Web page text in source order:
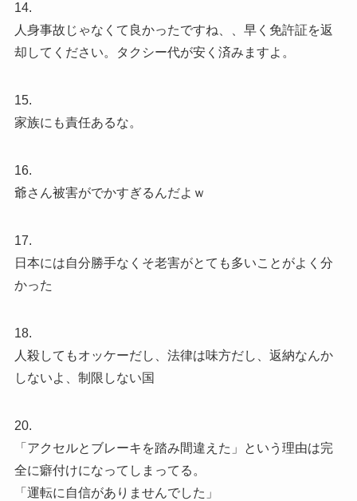
14.
人身事故じゃなくて良かったですね、、早く免許証を返
却してください。タクシー代が安く済みますよ。
15.
家族にも責任あるな。
16.
爺さん被害がでかすぎるんだよｗ
17.
日本には自分勝手なくそ老害がとても多いことがよく分
かった
18.
人殺してもオッケーだし、法律は味方だし、返納なんか
しないよ、制限しない国
20.
「アクセルとブレーキを踏み間違えた」という理由は完
全に癖付けになってしまってる。
「運転に自信がありませんでした」